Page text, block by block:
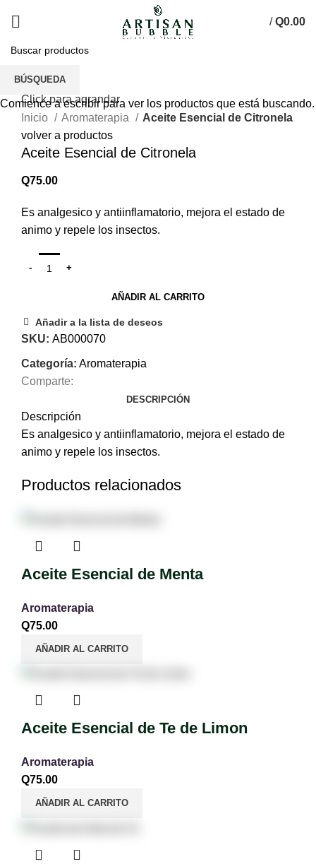
/ Q0.00
Click para agrandar
Inicio
Aromaterapia
Aceite Esencial de Citronela
volver a productos
Aceite Esencial de Citronela
Q75.00
Es analgesico y antiinflamatorio, mejora el estado de
animo y repele los insectos.
AÑADIR AL CARRITO
Añadir a la lista de deseos
SKU: AB000070
Categoría: Aromaterapia
Comparte:
DESCRIPCIÓN
Descripción
Es analgesico y antiinflamatorio, mejora el estado de
animo y repele los insectos.
Productos relacionados
Aceite Esencial de Menta
Aromaterapia
Q75.00
AÑADIR AL CARRITO
Aceite Esencial de Te de Limon
Aromaterapia
Q75.00
AÑADIR AL CARRITO
BÚSQUEDA
Comience a escribir para ver los productos que está buscando.